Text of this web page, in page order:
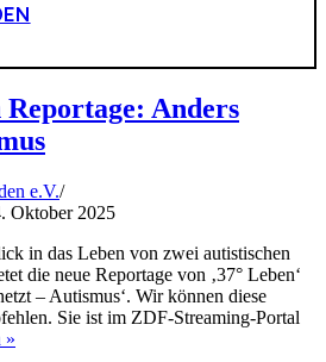
Anders
e.V.
Oktober 2025
in das Leben von zwei autistischen
die neue Reportage von ‚37° Leben‘
– Autismus‘. Wir können diese
Sie ist im ZDF-Streaming-Portal
»